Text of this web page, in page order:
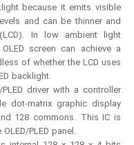
because it emits visible
and can be thinner and
In low ambient light
screen can achieve a
of whether the LCD uses
backlight.
driver with a controller
dot-matrix graphic display
128 commons. This IC is
PLED panel.